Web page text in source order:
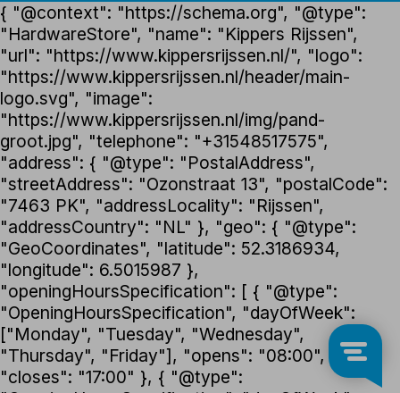
{ "@context": "https://schema.org", "@type":
"HardwareStore", "name": "Kippers Rijssen",
"url": "https://www.kippersrijssen.nl/", "logo":
"https://www.kippersrijssen.nl/header/main-
logo.svg", "image":
"https://www.kippersrijssen.nl/img/pand-
groot.jpg", "telephone": "+31548517575",
"address": { "@type": "PostalAddress",
"streetAddress": "Ozonstraat 13", "postalCode":
"7463 PK", "addressLocality": "Rijssen",
"addressCountry": "NL" }, "geo": { "@type":
"GeoCoordinates", "latitude": 52.3186934,
"longitude": 6.5015987 },
"openingHoursSpecification": [ { "@type":
"OpeningHoursSpecification", "dayOfWeek":
["Monday", "Tuesday", "Wednesday",
"Thursday", "Friday"], "opens": "08:00",
"closes": "17:00" }, { "@type":